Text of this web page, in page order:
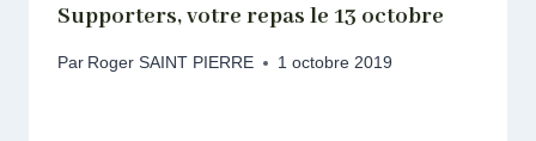
Supporters, votre repas le 13 octobre
Par Roger SAINT PIERRE 1 octobre 2019